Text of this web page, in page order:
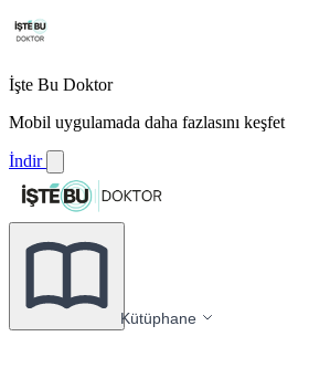
İşte Bu Doktor
Mobil uygulamada daha fazlasını keşfet
İndir
Kütüphane